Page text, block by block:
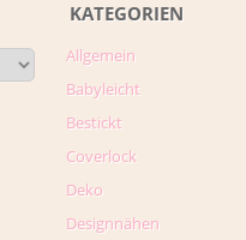
KATEGORIEN
Allgemein
Babyleicht
Bestickt
Coverlock
Deko
Designnähen